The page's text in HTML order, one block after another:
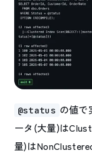
@status の値で
ータ(大量)は
量)は